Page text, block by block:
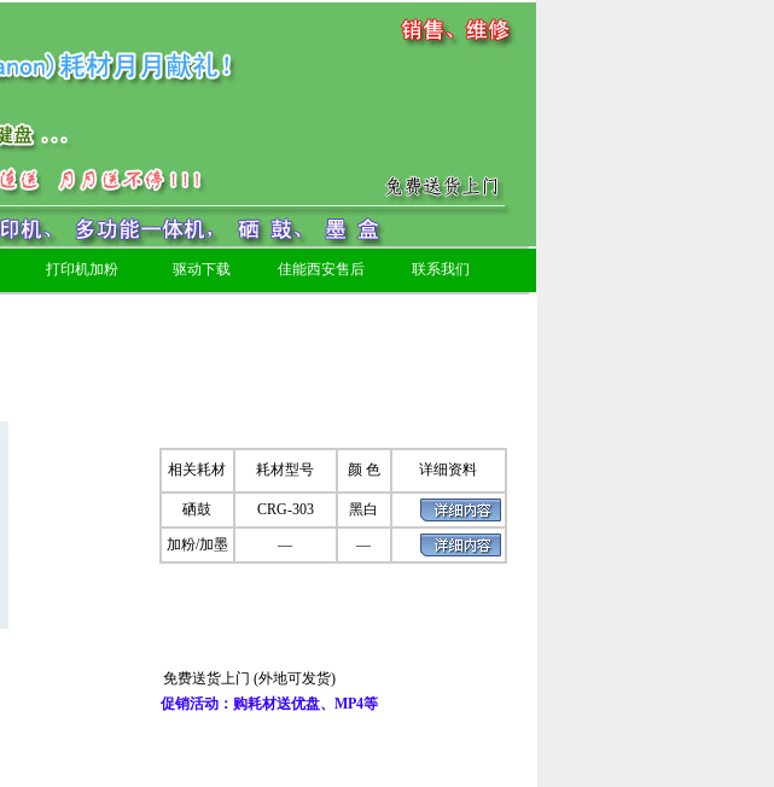
打印机加粉 驱动下载 佳能西安售后 联系我们
相关耗材 耗材型号 颜 色 详细资料
硒鼓 CRG-303 黑白
加粉/加墨 — —
免费送货上门 (外地可发货)
促销活动：购耗材送优盘、MP4等